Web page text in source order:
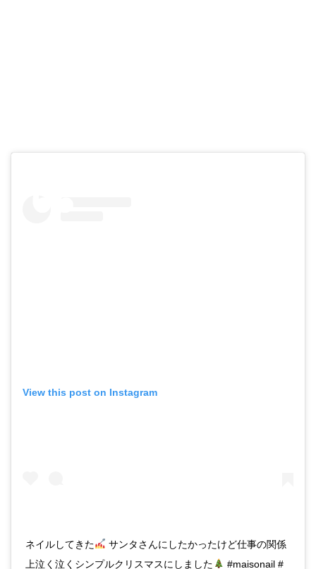
View this post on Instagram
ネイルしてきた
サンタさんにしたかったけど仕事の関係
上泣く泣くシンプルクリスマスにしました
#maisonail #